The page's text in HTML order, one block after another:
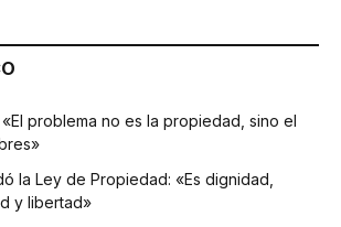
problema no es la propiedad, sino el
la Ley de Propiedad: «Es dignidad,
y libertad»